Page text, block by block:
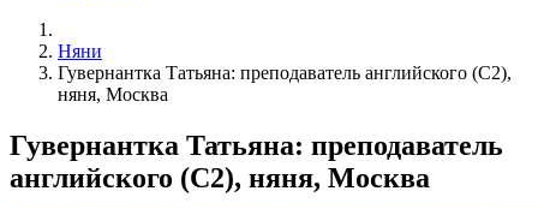
Няни
Гувернантка Татьяна: преподаватель английского (C2),
няня, Москва
Гувернантка Татьяна: преподаватель
английского (C2), няня, Москва